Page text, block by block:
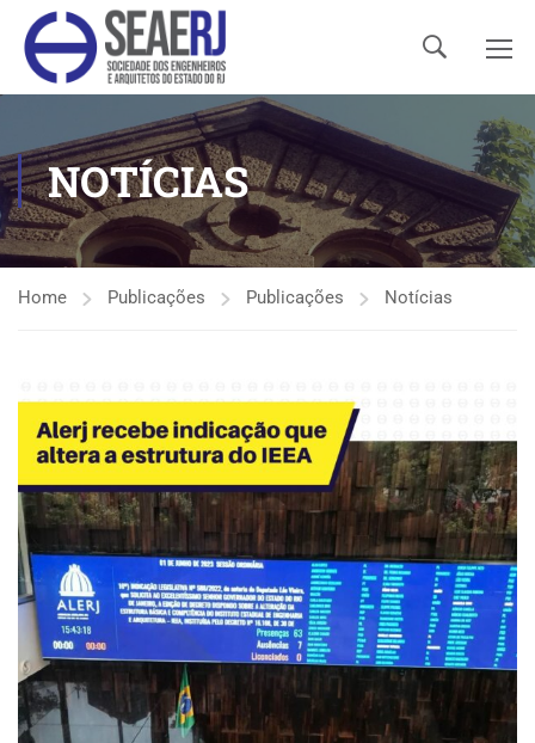
NOTÍCIAS
Home Publicações Publicações Notícias